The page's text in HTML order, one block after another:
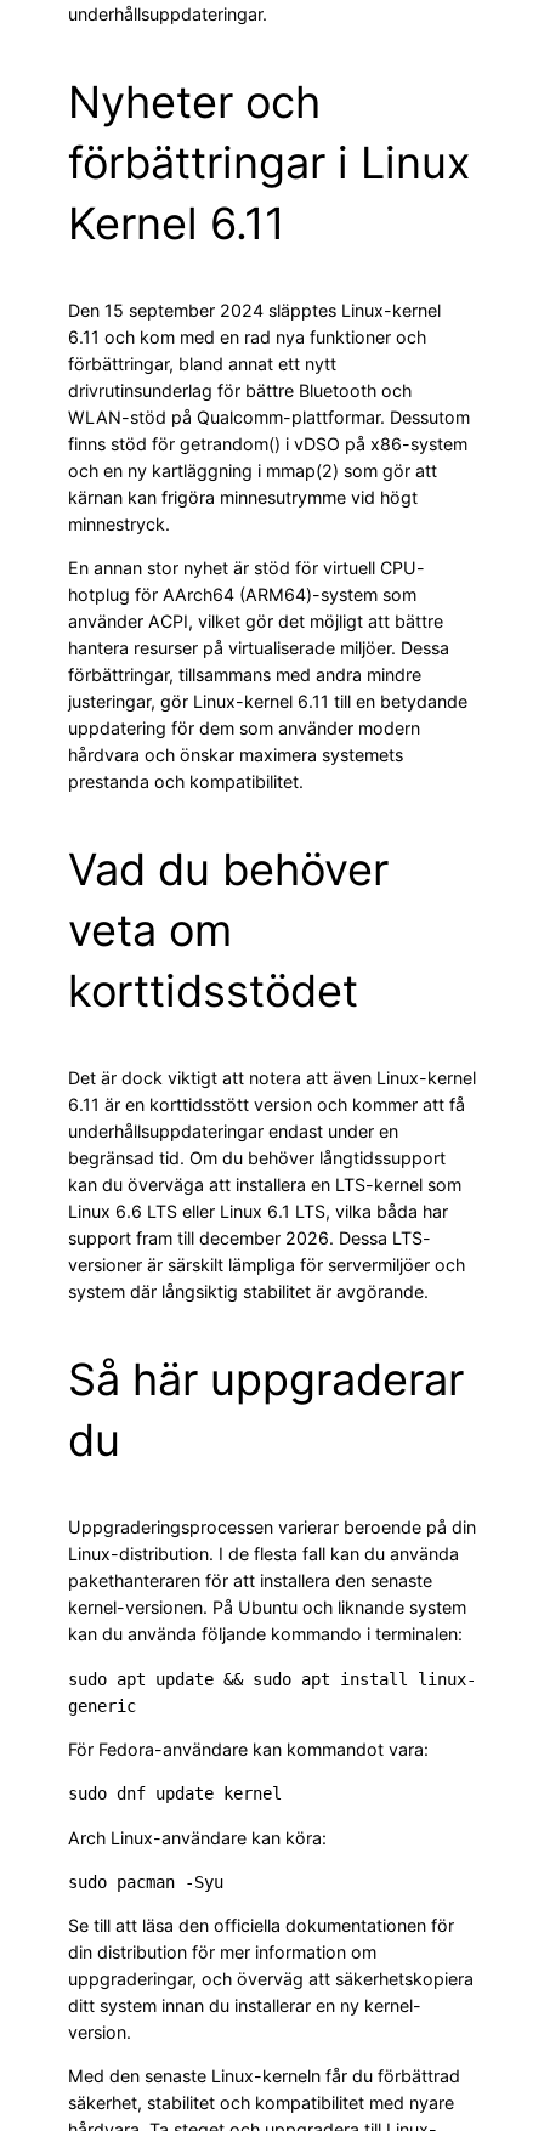
underhållsuppdateringar.
Nyheter och
förbättringar i Linux
Kernel 6.11
Den 15 september 2024 släpptes Linux-kernel
6.11 och kom med en rad nya funktioner och
förbättringar, bland annat ett nytt
drivrutinsunderlag för bättre Bluetooth och
WLAN-stöd på Qualcomm-plattformar. Dessutom
finns stöd för getrandom() i vDSO på x86-system
och en ny kartläggning i mmap(2) som gör att
kärnan kan frigöra minnesutrymme vid högt
minnestryck.
En annan stor nyhet är stöd för virtuell CPU-
hotplug för AArch64 (ARM64)-system som
använder ACPI, vilket gör det möjligt att bättre
hantera resurser på virtualiserade miljöer. Dessa
förbättringar, tillsammans med andra mindre
justeringar, gör Linux-kernel 6.11 till en betydande
uppdatering för dem som använder modern
hårdvara och önskar maximera systemets
prestanda och kompatibilitet.
Vad du behöver
veta om
korttidsstödet
Det är dock viktigt att notera att även Linux-kernel
6.11 är en korttidsstött version och kommer att få
underhållsuppdateringar endast under en
begränsad tid. Om du behöver långtidssupport
kan du överväga att installera en LTS-kernel som
Linux 6.6 LTS eller Linux 6.1 LTS, vilka båda har
support fram till december 2026. Dessa LTS-
versioner är särskilt lämpliga för servermiljöer och
system där långsiktig stabilitet är avgörande.
Så här uppgraderar
du
Uppgraderingsprocessen varierar beroende på din
Linux-distribution. I de flesta fall kan du använda
pakethanteraren för att installera den senaste
kernel-versionen. På Ubuntu och liknande system
kan du använda följande kommando i terminalen:
sudo apt update && sudo apt install linux-
generic
För Fedora-användare kan kommandot vara:
sudo dnf update kernel
Arch Linux-användare kan köra:
sudo pacman -Syu
Se till att läsa den officiella dokumentationen för
din distribution för mer information om
uppgraderingar, och överväg att säkerhetskopiera
ditt system innan du installerar en ny kernel-
version.
Med den senaste Linux-kerneln får du förbättrad
säkerhet, stabilitet och kompatibilitet med nyare